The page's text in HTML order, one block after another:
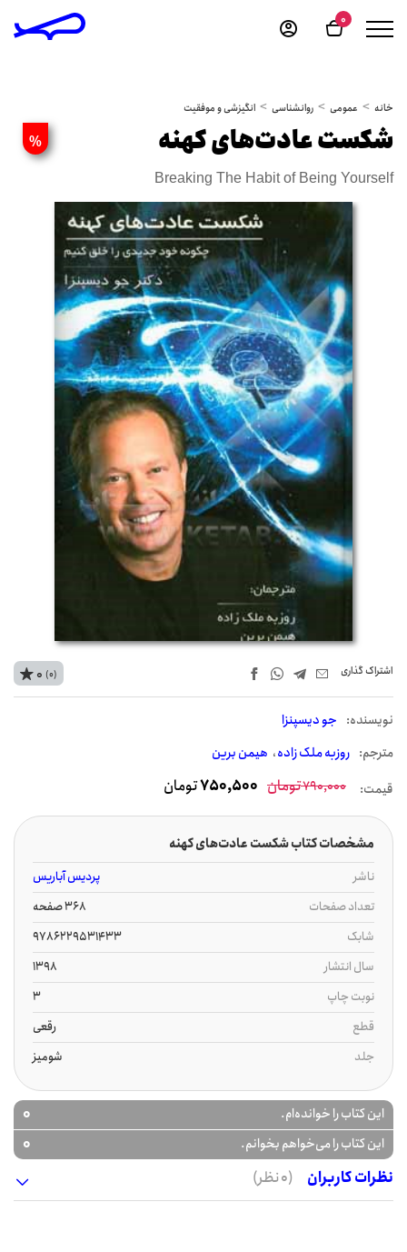
0
خانه عمومی روانشناسی انگیزشی و موفقیت
% شکست عادت‌های کهنه
Breaking The Habit of Being Yourself
اشتراک‌ گذاری
نويسنده: جو دیسپنزا
مترجم: روزبه ملک زاده هیمن برین
0 (0)
قیمت: 790,000تومان 750,500تومان
مشخصات کتاب شکست عادت‌های کهنه
ناشر
پردیس آباریس
تعداد صفحات
368 صفحه
شابک
9786229531433
سال انتشار
1398
نوبت چاپ
3
قطع
رقعی
جلد
شومیز
این کتاب را خوانده‌ام. 0
این کتاب را می‌خواهم بخوانم.
0
نظرات کاربران
(0 نظر)